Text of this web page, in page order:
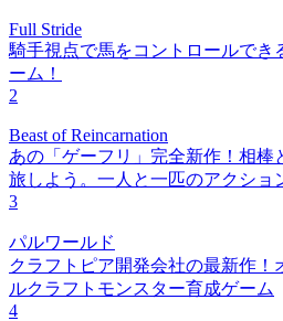
Full Stride
騎手視点で馬をコントロールでき
ーム！
2
Beast of Reincarnation
あの「ゲーフリ」完全新作！相棒
旅しよう。一人と一匹のアクショ
3
パルワールド
クラフトピア開発会社の最新作
ルクラフトモンスター育成ゲーム
4